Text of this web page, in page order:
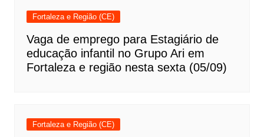
Fortaleza e Região (CE)
Vaga de emprego para Estagiário de
educação infantil no Grupo Ari em
Fortaleza e região nesta sexta (05/09)
Fortaleza e Região (CE)